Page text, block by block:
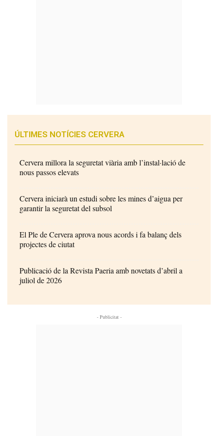
ÚLTIMES NOTÍCIES CERVERA
Cervera millora la seguretat viària amb l’instal·lació de
nous passos elevats
Cervera iniciarà un estudi sobre les mines d’aigua per
garantir la seguretat del subsol
El Ple de Cervera aprova nous acords i fa balanç dels
projectes de ciutat
Publicació de la Revista Paeria amb novetats d’abril a
juliol de 2026
- Publicitat -